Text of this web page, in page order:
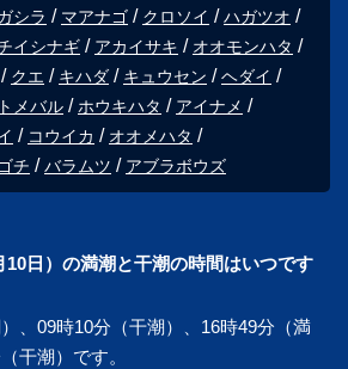
シラ マアナゴ クロソイ
ハガツオ
イシナギ アカイサキ
オオモンハタ
クエ キハダ キュウセン
ヘダイ
メバル ホウキハタ
アイナメ
コウイカ
オオメハタ
チ バラムツ アブラボウズ
10日）の満潮と干潮の時間はいつです
、09時10分（干潮）、16時49分（満
干潮）です。